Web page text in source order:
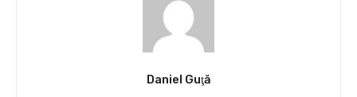
Daniel Guţă